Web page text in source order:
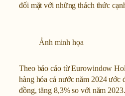
đối mặt với những thách thức
Ảnh minh họa
Theo báo cáo từ Eurowindow
hàng hóa cả nước năm 2024 ước
đồng, tăng 8,3% so với năm